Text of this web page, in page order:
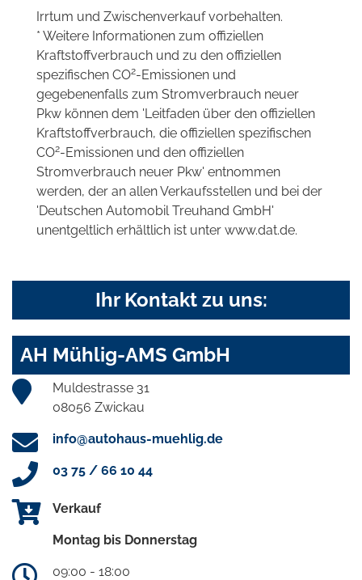
Irrtum und Zwischenverkauf vorbehalten.
* Weitere Informationen zum offiziellen
Kraftstoffverbrauch und zu den offiziellen
spezifischen CO2-Emissionen und
gegebenenfalls zum Stromverbrauch neuer
Pkw können dem 'Leitfaden über den offiziellen
Kraftstoffverbrauch, die offiziellen spezifischen
CO2-Emissionen und den offiziellen
Stromverbrauch neuer Pkw' entnommen
werden, der an allen Verkaufsstellen und bei der
'Deutschen Automobil Treuhand GmbH'
unentgeltlich erhältlich ist unter www.dat.de.
Ihr Kontakt zu uns:
AH Mühlig-AMS GmbH
Muldestrasse 31
08056 Zwickau
info@autohaus-muehlig.de
03 75 / 66 10 44
Verkauf
Montag bis Donnerstag
09:00 - 18:00